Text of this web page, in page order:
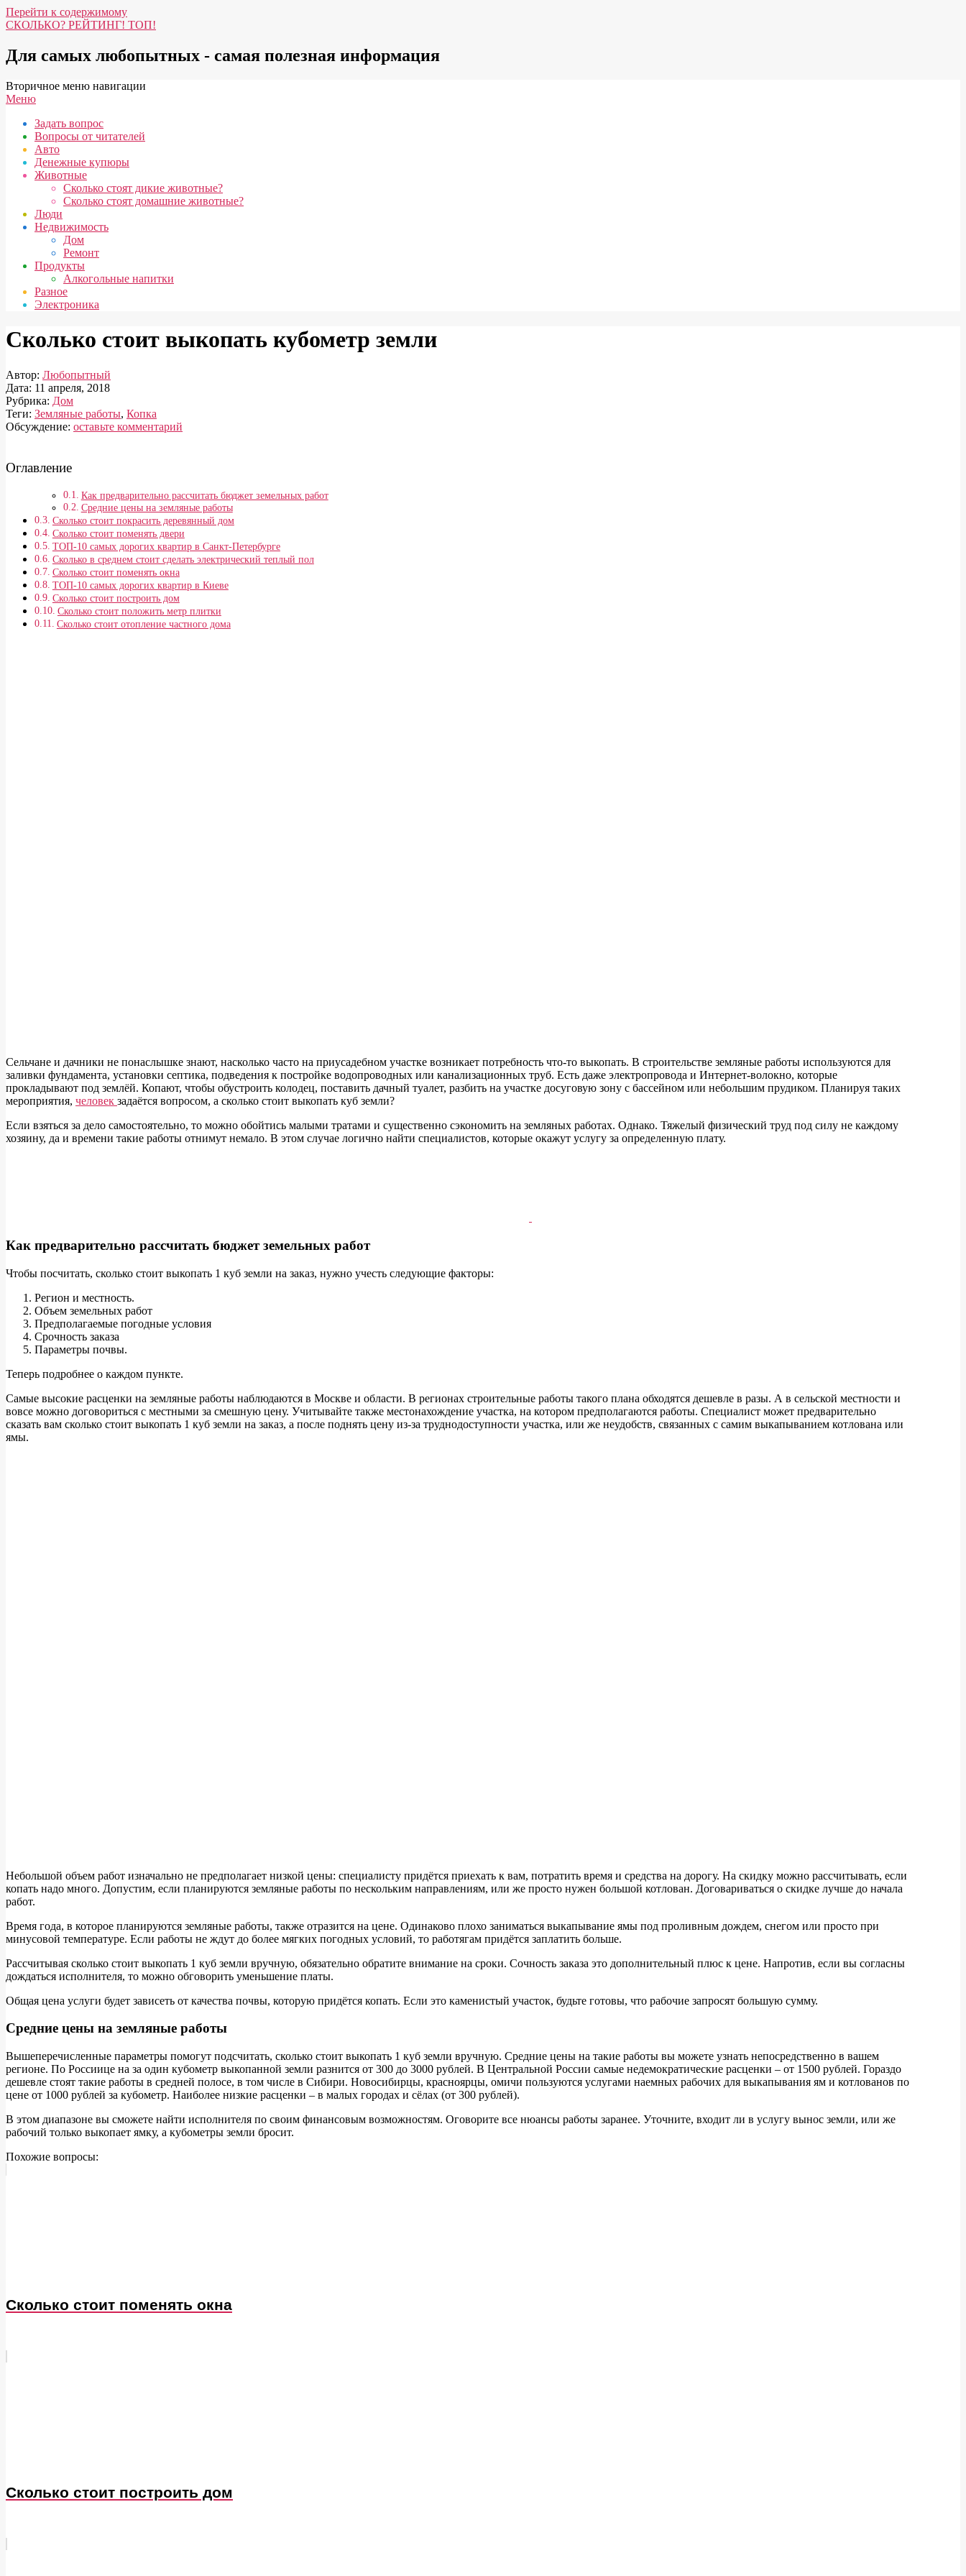
Перейти к содержимому
СКОЛЬКО? РЕЙТИНГ! ТОП!
Для самых любопытных - самая полезная информация
Вторичное меню навигации
Меню
Задать вопрос
Вопросы от читателей
Авто
Денежные купюры
Животные
Сколько стоят дикие животные?
Сколько стоят домашние животные?
Люди
Недвижимость
Дом
Ремонт
Продукты
Алкогольные напитки
Разное
Электроника
Сколько стоит выкопать кубометр земли
Автор: Любопытный
Дата: 11 апреля, 2018
Рубрика: Дом
Теги: Земляные работы, Копка
Обсуждение: оставьте комментарий
Оглавление
Как предварительно рассчитать бюджет земельных работ
Средние цены на земляные работы
Сколько стоит покрасить деревянный дом
Сколько стоит поменять двери
ТОП-10 самых дорогих квартир в Санкт-Петербурге
Сколько в среднем стоит сделать электрический теплый пол
Сколько стоит поменять окна
ТОП-10 самых дорогих квартир в Киеве
Сколько стоит построить дом
Сколько стоит положить метр плитки
Сколько стоит отопление частного дома
Сельчане и дачники не понаслышке знают, насколько часто на приусадебном участке возникает потребность что-то выкопать. В строительстве земляные работы используются для
заливки фундамента, установки септика, подведения к постройке водопроводных или канализационных труб. Есть даже электропровода и Интернет-волокно, которые
прокладывают под землёй. Копают, чтобы обустроить колодец, поставить дачный туалет, разбить на участке досуговую зону с бассейном или небольшим прудиком. Планируя таких
мероприятия, человек задаётся вопросом, а сколько стоит выкопать куб земли?
Если взяться за дело самостоятельно, то можно обойтись малыми тратами и существенно сэкономить на земляных работах. Однако. Тяжелый физический труд под силу не каждому
хозяину, да и времени такие работы отнимут немало. В этом случае логично найти специалистов, которые окажут услугу за определенную плату.
Как предварительно рассчитать бюджет земельных работ
Чтобы посчитать, сколько стоит выкопать 1 куб земли на заказ, нужно учесть следующие факторы:
Регион и местность.
Объем земельных работ
Предполагаемые погодные условия
Срочность заказа
Параметры почвы.
Теперь подробнее о каждом пункте.
Самые высокие расценки на земляные работы наблюдаются в Москве и области. В регионах строительные работы такого плана обходятся дешевле в разы. А в сельской местности и
вовсе можно договориться с местными за смешную цену. Учитывайте также местонахождение участка, на котором предполагаются работы. Специалист может предварительно
сказать вам сколько стоит выкопать 1 куб земли на заказ, а после поднять цену из-за труднодоступности участка, или же неудобств, связанных с самим выкапыванием котлована или
ямы.
Небольшой объем работ изначально не предполагает низкой цены: специалисту придётся приехать к вам, потратить время и средства на дорогу. На скидку можно рассчитывать, если
копать надо много. Допустим, если планируются земляные работы по нескольким направлениям, или же просто нужен большой котлован. Договариваться о скидке лучше до начала
работ.
Время года, в которое планируются земляные работы, также отразится на цене. Одинаково плохо заниматься выкапывание ямы под проливным дождем, снегом или просто при
минусовой температуре. Если работы не ждут до более мягких погодных условий, то работягам придётся заплатить больше.
Рассчитывая сколько стоит выкопать 1 куб земли вручную, обязательно обратите внимание на сроки. Сочность заказа это дополнительный плюс к цене. Напротив, если вы согласны
дождаться исполнителя, то можно обговорить уменьшение платы.
Общая цена услуги будет зависеть от качества почвы, которую придётся копать. Если это каменистый участок, будьте готовы, что рабочие запросят большую сумму.
Средние цены на земляные работы
Вышеперечисленные параметры помогут подсчитать, сколько стоит выкопать 1 куб земли вручную. Средние цены на такие работы вы можете узнать непосредственно в вашем
регионе. По Россиице на за один кубометр выкопанной земли разнится от 300 до 3000 рублей. В Центральной России самые недемократические расценки – от 1500 рублей. Гораздо
дешевле стоят такие работы в средней полосе, в том числе в Сибири. Новосибирцы, красноярцы, омичи пользуются услугами наемных рабочих для выкапывания ям и котлованов по
цене от 1000 рублей за кубометр. Наиболее низкие расценки – в малых городах и сёлах (от 300 рублей).
В этом диапазоне вы сможете найти исполнителя по своим финансовым возможностям. Оговорите все нюансы работы заранее. Уточните, входит ли в услугу вынос земли, или же
рабочий только выкопает ямку, а кубометры земли бросит.
Похожие вопросы:
Сколько стоит поменять окна
Сколько стоит построить дом